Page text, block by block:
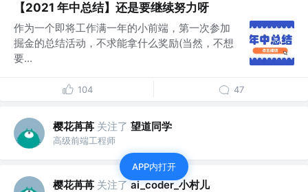
【2021 年中总结】还是要继续努力呀
作为一个即将工作满一年的小前端，第一次参加
掘金的总结活动，不求能拿什么奖励(当然，不想
要...
104 47
樱花苒苒 关注了 望道同学
高级前端工程师
樱花苒苒 关注了 ai_coder_小村儿
APP内打开